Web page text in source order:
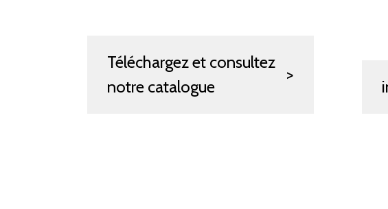
Téléchargez et consultez
notre catalogue